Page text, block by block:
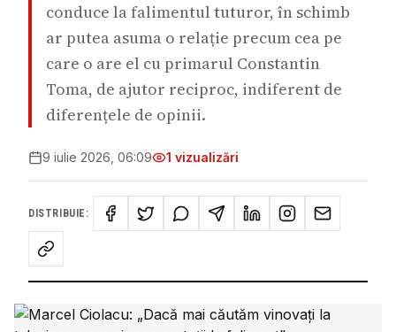
conduce la falimentul tuturor, în schimb
ar putea asuma o relație precum cea pe
care o are el cu primarul Constantin
Toma, de ajutor reciproc, indiferent de
diferențele de opinii.
9 iulie 2026, 06:09 1 vizualizări
DISTRIBUIE: